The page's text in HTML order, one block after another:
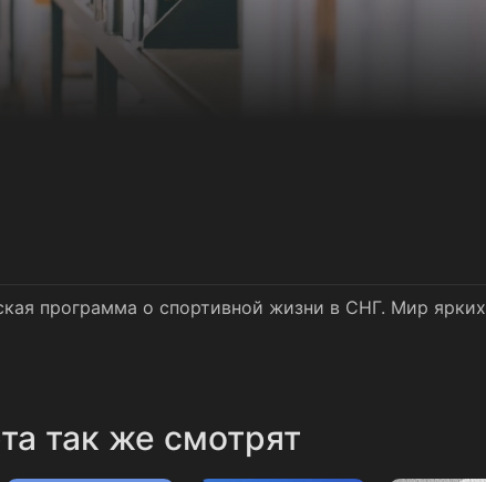
программа о спортивной жизни в СНГ. Мир
так же смотрят